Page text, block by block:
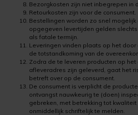
Uniprimer
Colourcoat 1K
Colourcoat 2K
Clearcoat 2K
Laminaatvloer verven
Linoleumvloer verven
Natuursteen verven
Nieuwbouw vloer verven
PVC vloer verven
Bezorgkosten zijn niet inbegrepen in
Retourkosten zijn voor de consument.
Bestellingen worden zo snel mogelijk
opgegeven levertijden gelden
als fatale termijn.
Leveringen vinden plaats op het
de totstandkoming van de
Zodra de te leveren producten op
afleveradres zijn geleverd, gaat het
betreft over op de consument.
De consument is verplicht de
ontvangst nauwkeurig te (doen)
gebreken, met betrekking tot kwaliteit
onmiddellijk schriftelijk te melden.